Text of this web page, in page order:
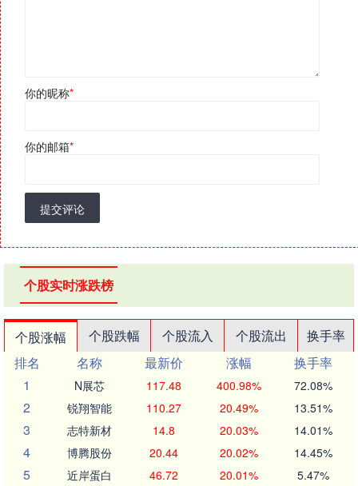
你的昵称*
你的邮箱*
提交评论
个股实时涨跌榜
个股涨幅 个股跌幅 个股流入 个股流出
换手率
排名
名称 最新价 涨幅
换手率
1
N展芯 117.48 400.98% 72.08%
2 锐翔智能 110.27 20.49% 13.51%
3 志特新材 14.8 20.03% 14.01%
4 博腾股份 20.44 20.02% 14.45%
5 近岸蛋白 46.72 20.01% 5.47%